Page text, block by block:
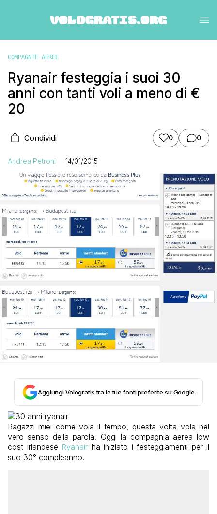
COMPAGNIE AEREE
Ryanair festeggia i suoi 30
anni con tanti voli a meno di €
20
Condividi 0 0
Andrea Petroni 14/01/2015
Aggiungi Vologratis tra le tue fonti preferite su Google
Ragazzi miei come vola il tempo, questa volta vola nel
vero senso della parola. Oggi la compagnia aerea low
cost irlandese Ryanair ha iniziato i festeggiamenti per il
suo 30° compleanno.